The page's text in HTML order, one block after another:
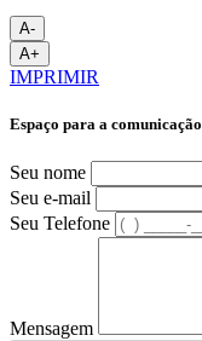
A-
A+
IMPRIMIR
Espaço para a
Seu nome
Seu e-mail
Seu Telefone
Mensagem